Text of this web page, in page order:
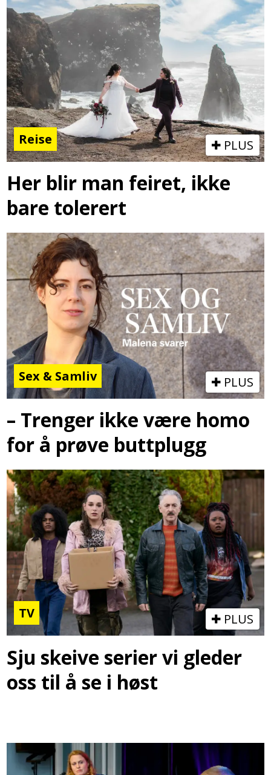
Reise PLUS
Her blir man feiret, ikke
bare tolerert
Sex & Samliv PLUS
– Trenger ikke være homo
for å prøve buttplugg
TV PLUS
Sju skeive serier vi gleder
oss til å se i høst